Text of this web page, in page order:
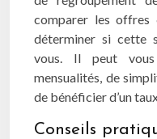
comparer les offres
déterminer si cette
vous. Il peut
mensualités, de
de bénéficier d’un
Conseils